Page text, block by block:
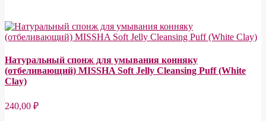
Натуральный спонж для умывания конняку
(отбеливающий) MISSHA Soft Jelly Cleansing Puff (White
Clay)
240,00 ₽